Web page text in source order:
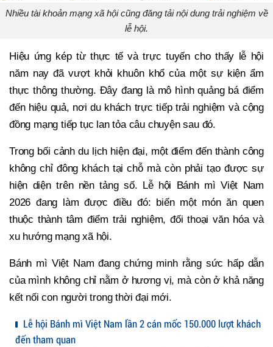
Nhiều tài khoản mạng xã hội cũng đăng tải nội dung trải nghiệm về
lễ hội.
Hiệu ứng kép từ thực tế và trực tuyến cho thấy lễ hội
năm nay đã vượt khỏi khuôn khổ của một sự kiện ẩm
thực thông thường. Đây đang là mô hình quảng bá điểm
đến hiệu quả, nơi du khách trực tiếp trải nghiệm và cộng
đồng mạng tiếp tục lan tỏa câu chuyện sau đó.
Trong bối cảnh du lịch hiện đại, một điểm đến thành công
không chỉ đông khách tại chỗ mà còn phải tạo được sự
hiện diện trên nền tảng số. Lễ hội Bánh mì Việt Nam
2026 đang làm được điều đó: biến một món ăn quen
thuộc thành tâm điểm trải nghiệm, đối thoại văn hóa và
xu hướng mạng xã hội.
Bánh mì Việt Nam đang chứng minh rằng sức hấp dẫn
của mình không chỉ nằm ở hương vị, mà còn ở khả năng
kết nối con người trong thời đại mới.
Lễ hội Bánh mì Việt Nam lần 2 cán mốc 150.000 lượt khách
đến tham quan